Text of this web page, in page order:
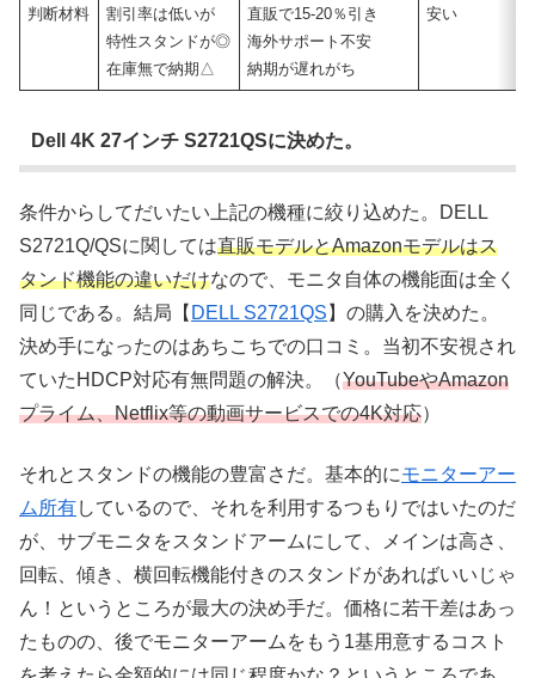
判断材料
割引率は低いが
特性スタンドが◎
在庫無で納期△
直販で15-20％引き
海外サポート不安
納期が遅れがち
安い
Dell 4K 27インチ S2721QSに決めた。
条件からしてだいたい上記の機種に絞り込めた。DELL
S2721Q/QSに関しては直販モデルとAmazonモデルはス
タンド機能の違いだけなので、モニタ自体の機能面は全く
同じである。結局【 DELL S2721QS 】の購入を決めた。
決め手になったのはあちこちでの口コミ。当初不安視され
ていたHDCP対応有無問題の解決。（YouTubeやAmazon
プライム、Netflix等の動画サービスでの4K対応）
それとスタンドの機能の豊富さだ。基本的にモニターアー
ム所有しているので、それを利用するつもりではいたのだ
が、サブモニタをスタンドアームにして、メインは高さ、
回転、傾き、横回転機能付きのスタンドがあればいいじゃ
ん！というところが最大の決め手だ。価格に若干差はあっ
たものの、後でモニターアームをもう1基用意するコスト